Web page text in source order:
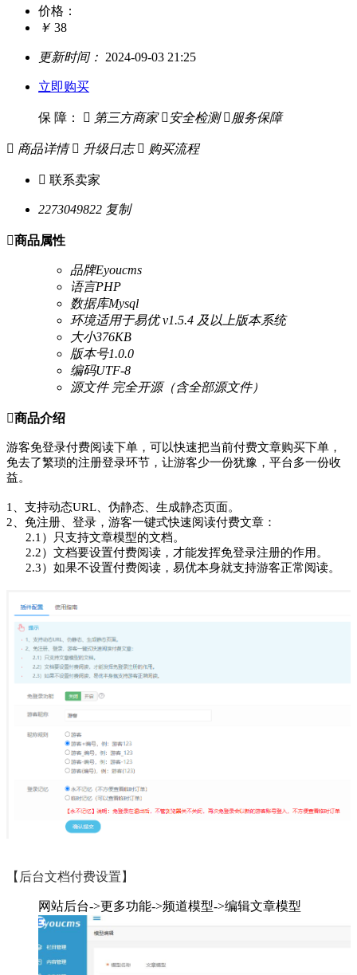
价格：
￥ 38
更新时间： 2024-09-03 21:25
立即购买
保 障：  第三方商家  安全检测  服务保障
 商品详情  升级日志  购买流程
 联系卖家
2273049822 复制
商品属性
品牌Eyoucms
语言PHP
数据库Mysql
环境适用于易优 v1.5.4 及以上版本系统
大小376KB
版本号1.0.0
编码UTF-8
源文件完全开源（含全部源文件）
商品介绍
游客免登录付费阅读下单，可以快速把当前付费文章购买下单，
免去了繁琐的注册登录环节，让游客少一份犹豫，平台多一份收
益。
1、支持动态URL、伪静态、生成静态页面。
2、免注册、登录，游客一键式快速阅读付费文章：
2.1）只支持文章模型的文档。
2.2）文档要设置付费阅读，才能发挥免登录注册的作用。
2.3）如果不设置付费阅读，易优本身就支持游客正常阅读。
【后台文档付费设置】
网站后台->更多功能->频道模型->编辑文章模型